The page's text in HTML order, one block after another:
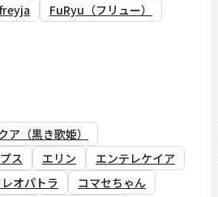
freyja
FuRyu（フリュー）
ア（黒き歌姫）
ス エリン
エンテレケイア
オパトラ
コマセちゃん